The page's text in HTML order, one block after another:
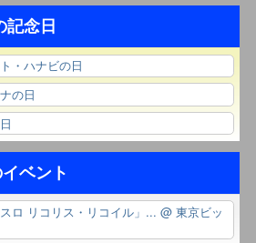
記念日
・ハナビの日
の日
ベント
スロ リコリス・リコイル」... @ 東京ビッ